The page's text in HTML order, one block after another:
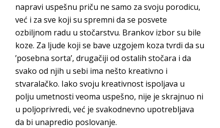
napravi uspešnu priču ne samo za svoju porodicu,
već i za sve koji su spremni da se posvete
ozbiljnom radu u stočarstvu. Brankov izbor su bile
koze. Za ljude koji se bave uzgojem koza tvrdi da su
’posebna sorta’, drugačiji od ostalih stočara i da
svako od njih u sebi ima nešto kreativno i
stvaralačko. Iako svoju kreativnost ispoljava u
polju umetnosti veoma uspešno, nije je skrajnuo ni
u poljoprivredi, već je svakodnevno upotrebljava
da bi unapredio poslovanje.